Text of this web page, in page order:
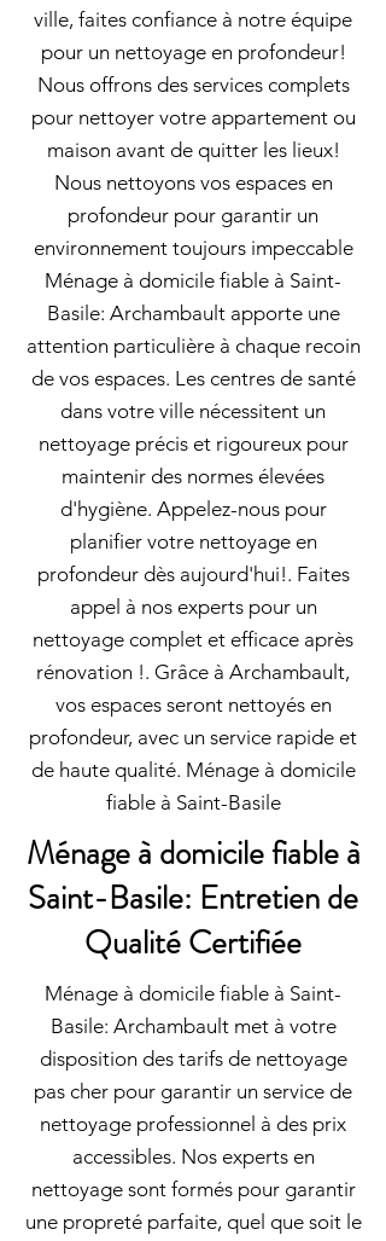
ville, faites confiance à notre équipe
pour un nettoyage en profondeur!
Nous offrons des services complets
pour nettoyer votre appartement ou
maison avant de quitter les lieux!
Nous nettoyons vos espaces en
profondeur pour garantir un
environnement toujours impeccable
Ménage à domicile fiable à Saint-
Basile: Archambault apporte une
attention particulière à chaque recoin
de vos espaces. Les centres de santé
dans votre ville nécessitent un
nettoyage précis et rigoureux pour
maintenir des normes élevées
d'hygiène. Appelez-nous pour
planifier votre nettoyage en
profondeur dès aujourd'hui!. Faites
appel à nos experts pour un
nettoyage complet et efficace après
rénovation !. Grâce à Archambault,
vos espaces seront nettoyés en
profondeur, avec un service rapide et
de haute qualité. Ménage à domicile
fiable à Saint-Basile
Ménage à domicile fiable à
Saint-Basile: Entretien de
Qualité Certifiée
Ménage à domicile fiable à Saint-
Basile: Archambault met à votre
disposition des tarifs de nettoyage
pas cher pour garantir un service de
nettoyage professionnel à des prix
accessibles. Nos experts en
nettoyage sont formés pour garantir
une propreté parfaite, quel que soit le